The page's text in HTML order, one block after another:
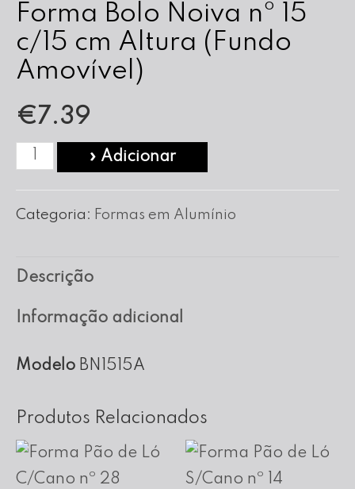
Forma Bolo Noiva nº 15
c/15 cm Altura (Fundo
Amovível)
€7.39
Quantidade
Forma
nº
15
cm
(Fundo
Amovível)
» Adicionar
Categoria: Formas em Alumínio
Descrição
Informação adicional
Modelo BN1515A
Produtos Relacionados